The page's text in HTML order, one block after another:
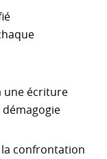
une écriture
démagogie
confrontation